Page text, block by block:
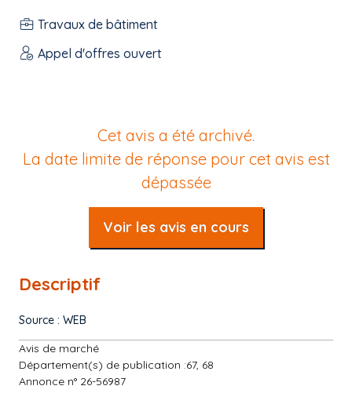
Travaux de bâtiment
Appel d'offres ouvert
Cet avis a été archivé.
La date limite de réponse pour cet avis est
dépassée
Voir les avis en cours
Descriptif
Source : WEB
Avis de marché
Département(s) de publication :67, 68
Annonce n° 26-56987